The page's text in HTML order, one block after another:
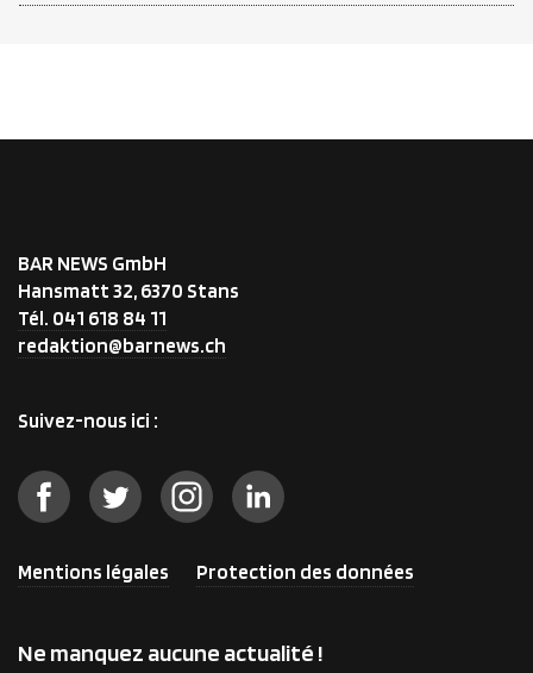
BAR NEWS GmbH
Hansmatt 32, 6370 Stans
Tél. 041 618 84 11
redaktion@barnews.ch
Suivez-nous ici :
Mentions légales Protection des données
Ne manquez aucune actualité !